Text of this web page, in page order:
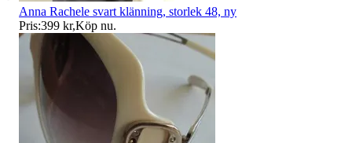
Anna Rachele svart klänning, storlek 48, ny
Pris:399 kr,Köp nu.